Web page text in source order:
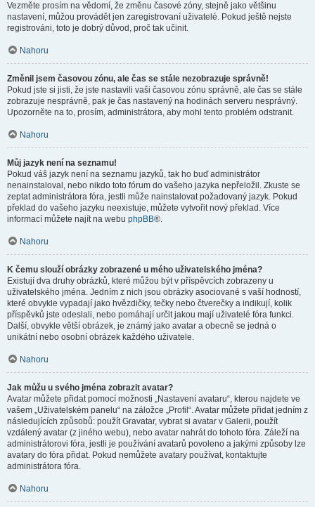
Vezměte prosím na vědomí, že změnu časové zóny, stejně jako většinu
nastavení, můžou provádět jen zaregistrovaní uživatelé. Pokud ještě nejste
registrováni, toto je dobrý důvod, proč tak učinit.
Nahoru
Změnil jsem časovou zónu, ale čas se stále nezobrazuje správně!
Pokud jste si jisti, že jste nastavili vaši časovou zónu správně, ale čas se stále
zobrazuje nesprávně, pak je čas nastavený na hodinách serveru nesprávný.
Upozorněte na to, prosím, administrátora, aby mohl tento problém odstranit.
Nahoru
Můj jazyk není na seznamu!
Pokud váš jazyk není na seznamu jazyků, tak ho buď administrátor
nenainstaloval, nebo nikdo toto fórum do vašeho jazyka nepřeložil. Zkuste se
zeptat administrátora fóra, jestli může nainstalovat požadovaný jazyk. Pokud
překlad do vašeho jazyku neexistuje, můžete vytvořit nový překlad. Více
informací můžete najít na webu phpBB®.
Nahoru
K čemu slouží obrázky zobrazené u mého uživatelského jména?
Existují dva druhy obrázků, které můžou být v příspěvcích zobrazeny u
uživatelského jména. Jedním z nich jsou obrázky asociované s vaší hodností,
které obvykle vypadají jako hvězdičky, tečky nebo čtverečky a indikují, kolik
příspěvků jste odeslali, nebo pomáhají určit jakou mají uživatelé fóra funkci.
Další, obvykle větší obrázek, je známý jako avatar a obecně se jedná o
unikátní nebo osobní obrázek každého uživatele.
Nahoru
Jak můžu u svého jména zobrazit avatar?
Avatar můžete přidat pomocí možnosti „Nastavení avataru“, kterou najdete ve
vašem „Uživatelském panelu“ na záložce „Profil“. Avatar můžete přidat jedním z
následujících způsobů: použít Gravatar, vybrat si avatar v Galerii, použít
vzdálený avatar (z jiného webu), nebo avatar nahrát do tohoto fóra. Záleží na
administrátorovi fóra, jestli je používání avatarů povoleno a jakými způsoby lze
avatary do fóra přidat. Pokud nemůžete avatary používat, kontaktujte
administrátora fóra.
Nahoru